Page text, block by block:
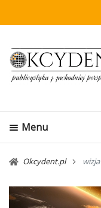
Menu
Okcydent.pl